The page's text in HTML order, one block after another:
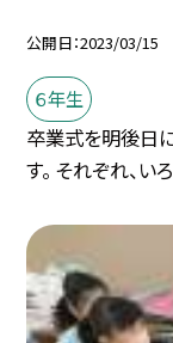
公開日 2023/03/15
６年生
卒業式を明後日
す。 それぞれ、い